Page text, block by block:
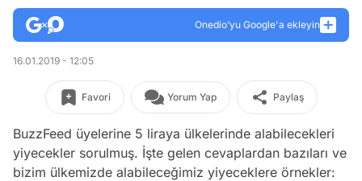
Onedio’yu Google'a ekleyin
16.01.2019 - 12:05
Favori Yorum Yap Paylaş
BuzzFeed üyelerine 5 liraya ülkelerinde alabilecekleri
yiyecekler sorulmuş. İşte gelen cevaplardan bazıları ve
bizim ülkemizde alabileceğimiz yiyeceklere örnekler: